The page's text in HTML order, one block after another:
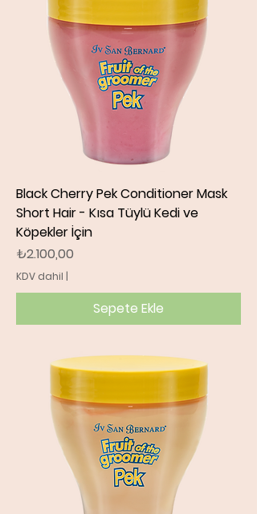
Black Cherry Pek Conditioner Mask
Short Hair - Kısa Tüylü Kedi ve
Köpekler İçin
Fiyat
₺2.100,00
KDV dahil |
Sepete Ekle